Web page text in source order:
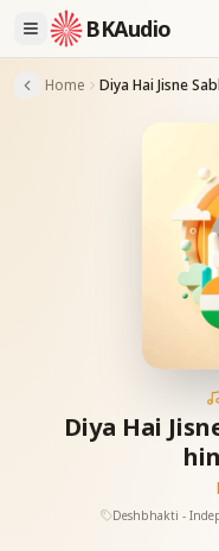
BKAudio
Home
Diya Hai
Deshbhakti -